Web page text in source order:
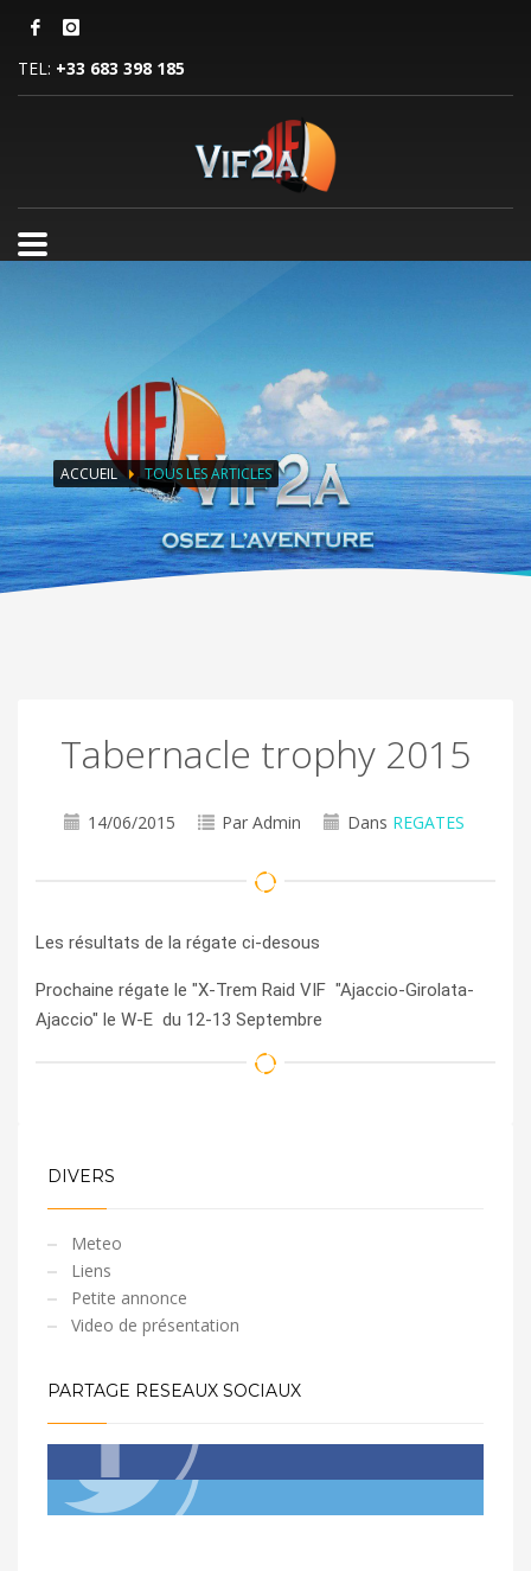
TEL: +33 683 398 185
ACCUEIL TOUS LES ARTICLES
Tabernacle trophy 2015
14/06/2015 Par Admin Dans REGATES
Les résultats de la régate ci-desous
Prochaine régate le "X-Trem Raid VIF "Ajaccio-Girolata-
Ajaccio" le W-E du 12-13 Septembre
DIVERS
Meteo
Liens
Petite annonce
Video de présentation
PARTAGE RESEAUX SOCIAUX